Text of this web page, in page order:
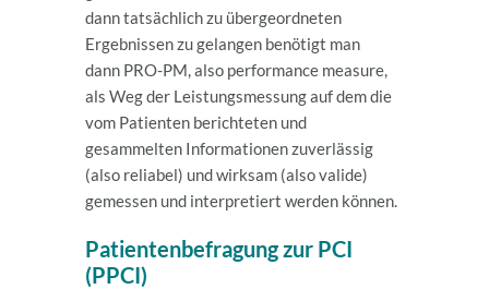
dann tatsächlich zu übergeordneten
Ergebnissen zu gelangen benötigt man
dann PRO-PM, also performance measure,
als Weg der Leistungsmessung auf dem die
vom Patienten berichteten und
gesammelten Informationen zuverlässig
(also reliabel) und wirksam (also valide)
gemessen und interpretiert werden können.
Patientenbefragung zur PCI
(PPCI)